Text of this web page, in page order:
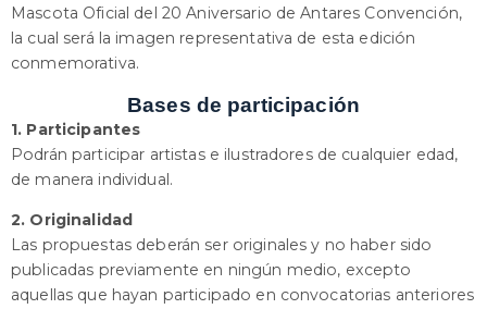
Mascota Oficial del 20 Aniversario de Antares Convención,
la cual será la imagen representativa de esta edición
conmemorativa.
Bases de participación
1. Participantes
Podrán participar artistas e ilustradores de cualquier edad,
de manera individual.
2. Originalidad
Las propuestas deberán ser originales y no haber sido
publicadas previamente en ningún medio, excepto
aquellas que hayan participado en convocatorias anteriores